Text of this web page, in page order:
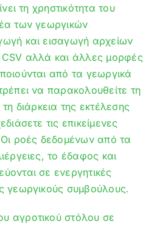
τη χρηστικότητα του
των γεωργικών
και εισαγωγή αρχείων
CSV αλλά και άλλες μορφές
από τα γεωργικά
να παρακολουθείτε τη
διάρκεια της εκτέλεσης
τις επικείμενες
ροές δεδομένων από τα
το έδαφος και
σε ενεργητικές
γεωργικούς συμβούλους.
αγροτικού στόλου σε